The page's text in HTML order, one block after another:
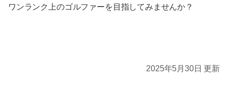
ワンランク上のゴルファーを目指してみませんか？
2025年5月30日 更新